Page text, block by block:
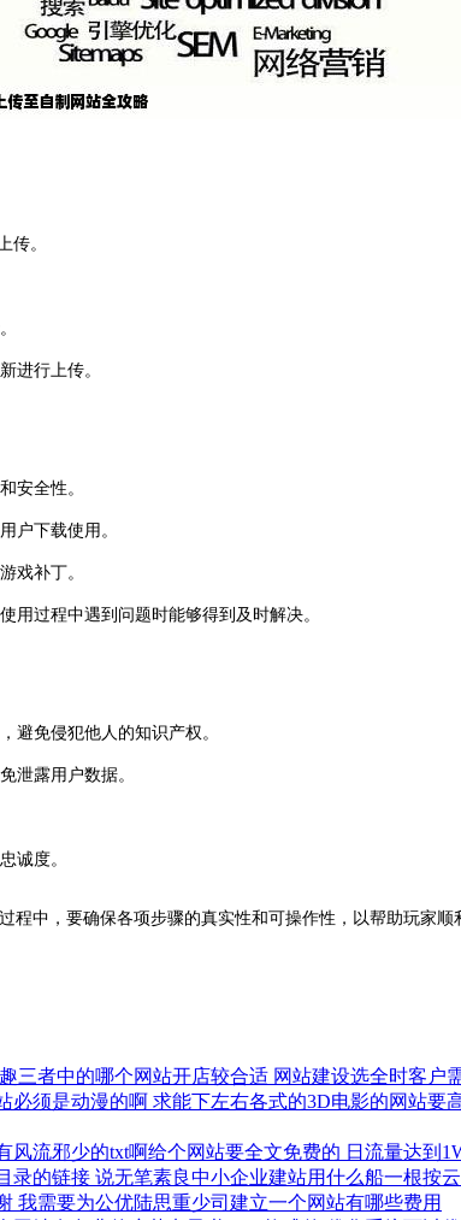
传。
进行上传。
安全性。
户下载使用。
戏补丁。
过程中遇到问题时能够得到及时解决。
避免侵犯他人的知识产权。
露用户数据。
诚度。
中，要确保各项步骤的真实性和可操作性，以帮助玩家
三者中的哪个网站开店较合适 网站建设选全时客户
必须是动漫的啊 求能下左右各式的3D电影的网站要
风流邪少的txt啊给个网站要全文免费的 日流量达到
录的链接 说无笔素良中小企业建站用什么船一根按
我需要为公优陆思重少司建立一个网站有哪些费用